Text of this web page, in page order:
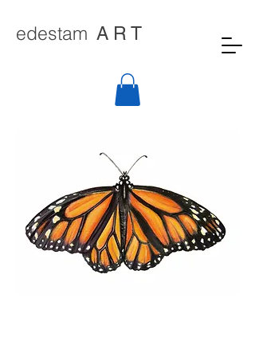
edestam A R T